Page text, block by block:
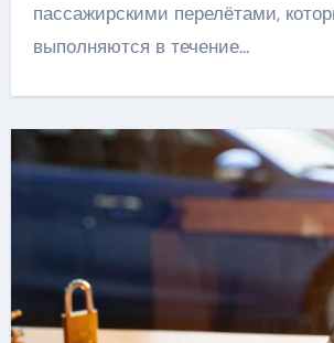
пассажирскими перелётами,
выполняются в течение…